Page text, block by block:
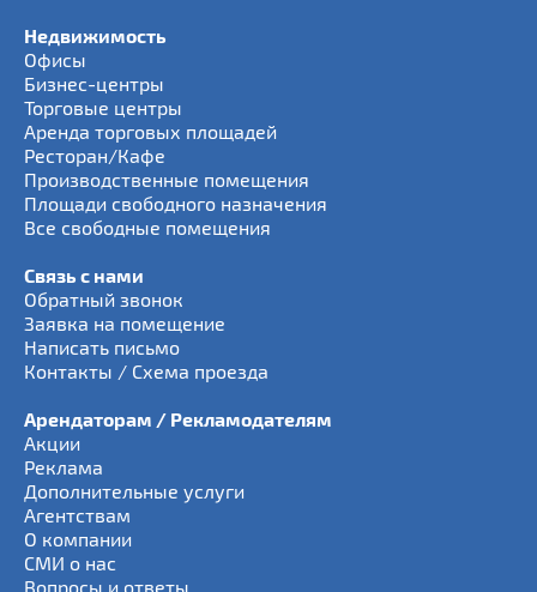
Недвижимость
Офисы
Бизнес-центры
Торговые центры
Аренда торговых площадей
Ресторан/Кафе
Производственные помещения
Площади свободного назначения
Все свободные помещения
Связь с нами
Обратный звонок
Заявка на помещение
Написать письмо
Контакты / Схема проезда
Арендаторам / Рекламодателям
Акции
Реклама
Дополнительные услуги
Агентствам
О компании
СМИ о нас
Вопросы и ответы